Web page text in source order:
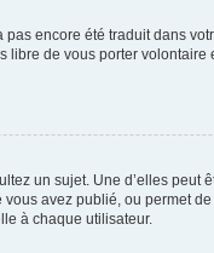
encore été traduit dans
de vous porter
un sujet. Une d’elles
avez publié, ou permet
à chaque utilisateur.